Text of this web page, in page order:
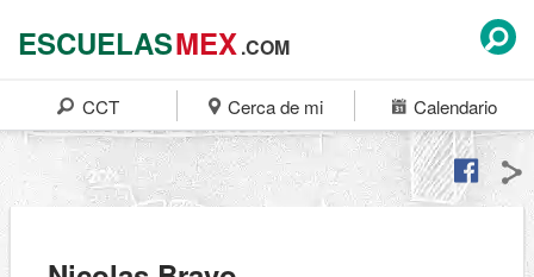
ESCUELASMEX.COM
CCT Cerca de mi Calendario